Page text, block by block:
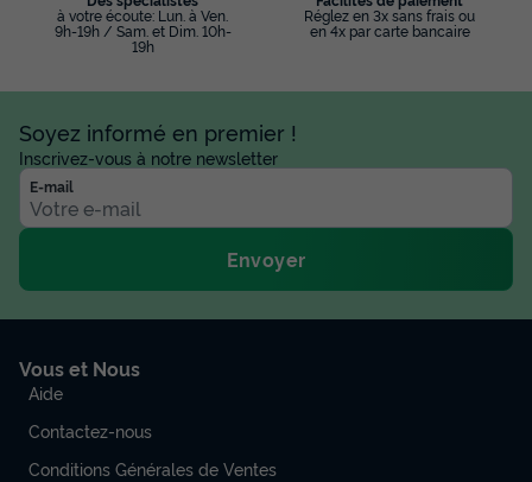
à votre écoute: Lun. à Ven.
9h-19h / Sam. et Dim. 10h-
19h
Réglez en 3x sans frais ou
en 4x par carte bancaire
Soyez informé en premier !
Inscrivez-vous à notre newsletter
E-mail
Envoyer
Vous et Nous
Aide
Contactez-nous
Conditions Générales de Ventes